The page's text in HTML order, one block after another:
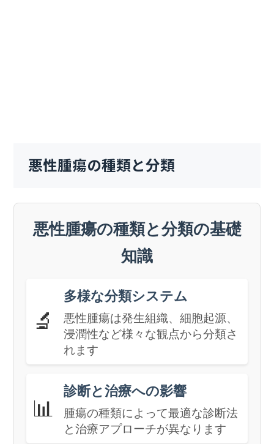
悪性腫瘍の種類と分類
悪性腫瘍の種類と分類の基礎
知識
🔬
多様な分類システム
悪性腫瘍は発生組織、細胞起源、
浸潤性など様々な観点から分類さ
れます
📊
診断と治療への影響
腫瘍の種類によって最適な診断法
と治療アプローチが異なります